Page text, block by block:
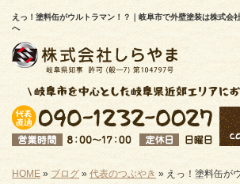
えっ！塗料缶がウルトラマン！？｜岐阜市で外壁塗装は株式会
へ
HOME » ブログ » 代表のつぶやき » えっ！塗料缶が